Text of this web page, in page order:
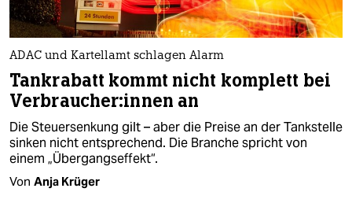
ADAC und Kartellamt schlagen Alarm
Tankrabatt kommt nicht komplett bei
Ver­brau­che­r:in­nen an
Die Steuersenkung gilt – aber die Preise an der Tankstelle
sinken nicht entsprechend. Die Branche spricht von
einem „Übergangseffekt“.
Von Anja Krüger